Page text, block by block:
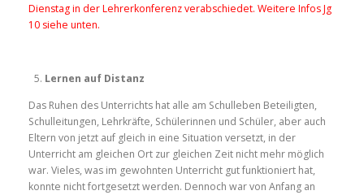
Dienstag in der Lehrerkonferenz verabschiedet. Weitere Infos Jg
10 siehe unten.
Lernen auf Distanz
Das Ruhen des Unterrichts hat alle am Schulleben Beteiligten,
Schulleitungen, Lehrkräfte, Schülerinnen und Schüler, aber auch
Eltern von jetzt auf gleich in eine Situation versetzt, in der
Unterricht am gleichen Ort zur gleichen Zeit nicht mehr möglich
war. Vieles, was im gewohnten Unterricht gut funktioniert hat,
konnte nicht fortgesetzt werden. Dennoch war von Anfang an